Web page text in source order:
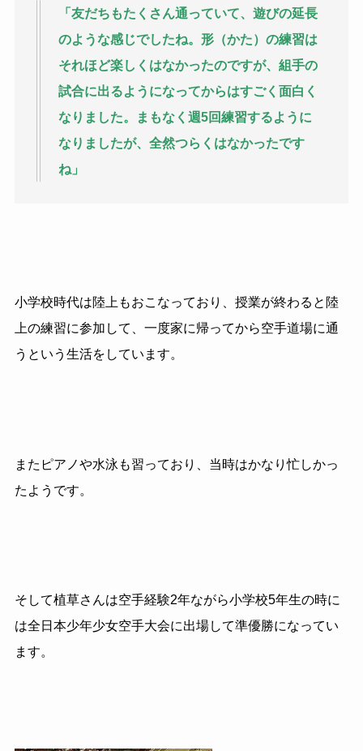
「友だちもたくさん通っていて、遊びの延長
のような感じでしたね。形（かた）の練習は
それほど楽しくはなかったのですが、組手の
試合に出るようになってからはすごく面白く
なりました。まもなく週5回練習するように
なりましたが、全然つらくはなかったです
ね」
小学校時代は陸上もおこなっており、授業が終わると陸
上の練習に参加して、一度家に帰ってから空手道場に通
うという生活をしています。
またピアノや水泳も習っており、当時はかなり忙しかっ
たようです。
そして植草さんは空手経験2年ながら小学校5年生の時に
は全日本少年少女空手大会に出場して準優勝になってい
ます。